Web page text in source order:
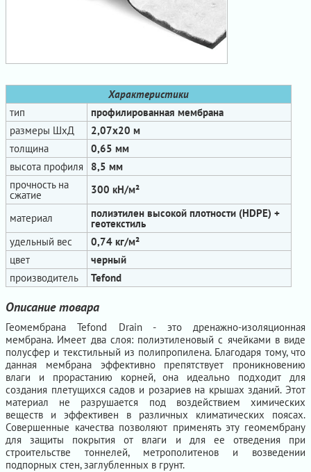
Характеристики
тип
профилированная мембрана
размеры ШхД
2,07х20 м
толщина
0,65 мм
высота профиля
8,5 мм
прочность на
сжатие 300 кН/м²
материал полиэтилен высокой плотности (HDPE) +
геотекстиль
удельный вес
0,74 кг/м²
цвет
черный
производитель
Tefond
Описание товара
Геомембрана Tefond Drain - это дренажно-изоляционная
мембрана. Имеет два слоя: полиэтиленовый с ячейками в виде
полусфер и текстильный из полипропилена. Благодаря тому, что
данная мембрана эффективно препятствует проникновению
влаги и прорастанию корней, она идеально подходит для
создания плетущихся садов и розариев на крышах зданий. Этот
материал не разрушается под воздействием химических
веществ и эффективен в различных климатических поясах.
Совершенные качества позволяют применять эту геомембрану
для защиты покрытия от влаги и для ее отведения при
строительстве тоннелей, метрополитенов и возведении
подпорных стен, заглубленных в грунт.